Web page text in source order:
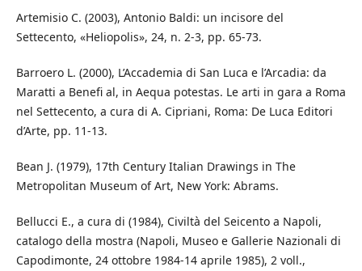
Artemisio C. (2003), Antonio Baldi: un incisore del
Settecento, «Heliopolis», 24, n. 2-3, pp. 65-73.
Barroero L. (2000), L’Accademia di San Luca e l’Arcadia: da
Maratti a Benefi al, in Aequa potestas. Le arti in gara a Roma
nel Settecento, a cura di A. Cipriani, Roma: De Luca Editori
d’Arte, pp. 11-13.
Bean J. (1979), 17th Century Italian Drawings in The
Metropolitan Museum of Art, New York: Abrams.
Bellucci E., a cura di (1984), Civiltà del Seicento a Napoli,
catalogo della mostra (Napoli, Museo e Gallerie Nazionali di
Capodimonte, 24 ottobre 1984-14 aprile 1985), 2 voll.,